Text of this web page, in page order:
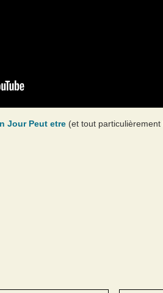
Jour Peut etre (et tout particulièrement